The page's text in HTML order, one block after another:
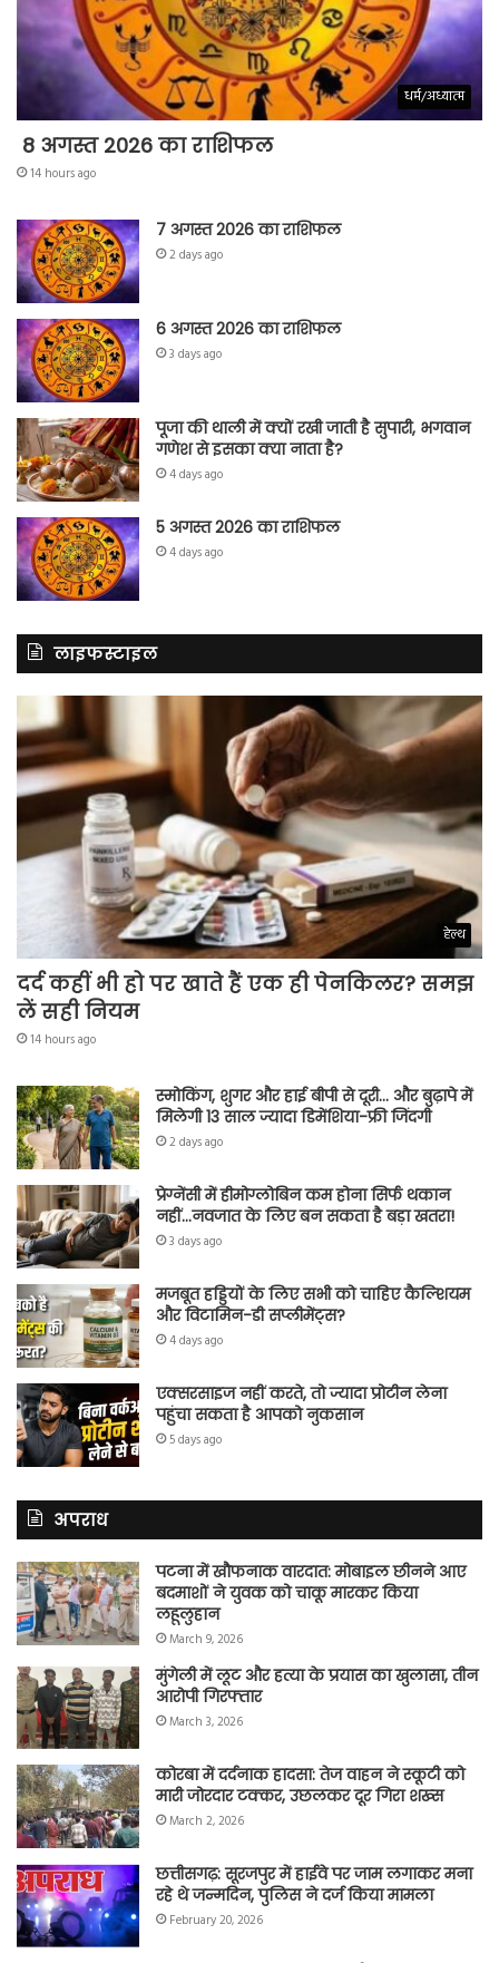
धर्म/अध्यात्म
8 अगस्त 2026 का राशिफल
14 hours ago
7 अगस्त 2026 का राशिफल
2 days ago
6 अगस्त 2026 का राशिफल
3 days ago
पूजा की थाली में क्यों रखी जाती है सुपारी, भगवान
गणेश से इसका क्या नाता है?
4 days ago
5 अगस्त 2026 का राशिफल
4 days ago
लाइफस्टाइल
हेल्थ
दर्द कहीं भी हो पर खाते हैं एक ही पेनकिलर? समझ
लें सही नियम
14 hours ago
स्मोकिंग, शुगर और हाई बीपी से दूरी… और बुढ़ापे में
मिलेगी 13 साल ज्यादा डिमेंशिया-फ्री जिंदगी
2 days ago
प्रेग्नेंसी में हीमोग्लोबिन कम होना सिर्फ थकान
नहीं…नवजात के लिए बन सकता है बड़ा खतरा!
3 days ago
मजबूत हड्डियों के लिए सभी को चाहिए कैल्शियम
और विटामिन-डी सप्लीमेंट्स?
4 days ago
एक्सरसाइज नहीं करते, तो ज्यादा प्रोटीन लेना
पहुंचा सकता है आपको नुकसान
5 days ago
अपराध
पटना में खौफनाक वारदात: मोबाइल छीनने आए
बदमाशों ने युवक को चाकू मारकर किया
लहूलुहान
March 9, 2026
मुंगेली में लूट और हत्या के प्रयास का खुलासा, तीन
आरोपी गिरफ्तार
March 3, 2026
कोरबा में दर्दनाक हादसा: तेज वाहन ने स्कूटी को
मारी जोरदार टक्कर, उछलकर दूर गिरा शख्स
March 2, 2026
छत्तीसगढ़: सूरजपुर में हाईवे पर जाम लगाकर मना
रहे थे जन्मदिन, पुलिस ने दर्ज किया मामला
February 20, 2026